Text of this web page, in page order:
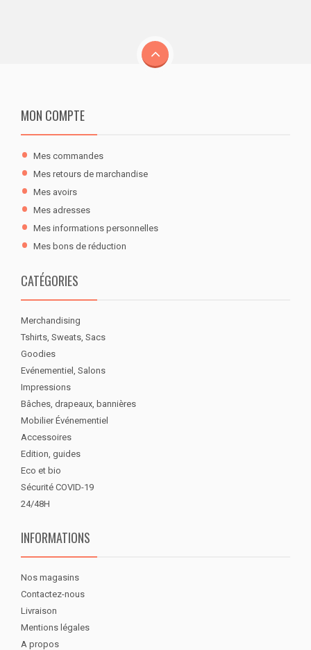
MON COMPTE
Mes commandes
Mes retours de marchandise
Mes avoirs
Mes adresses
Mes informations personnelles
Mes bons de réduction
CATÉGORIES
Merchandising
Tshirts, Sweats, Sacs
Goodies
Evénementiel, Salons
Impressions
Bâches, drapeaux, bannières
Mobilier Événementiel
Accessoires
Edition, guides
Eco et bio
Sécurité COVID-19
24/48H
INFORMATIONS
Nos magasins
Contactez-nous
Livraison
Mentions légales
A propos